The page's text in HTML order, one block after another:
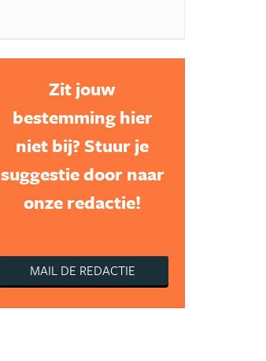
Zit jouw
bestemming hier
niet bij? Stuur je
suggestie door naar
onze redactie!
MAIL DE REDACTIE